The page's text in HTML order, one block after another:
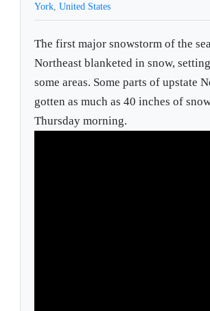
York,United States
The first major snowstorm of the
Northeast blanketed in snow,
some areas. Some parts of upstate
gotten as much as 40 inches of
Thursday morning.